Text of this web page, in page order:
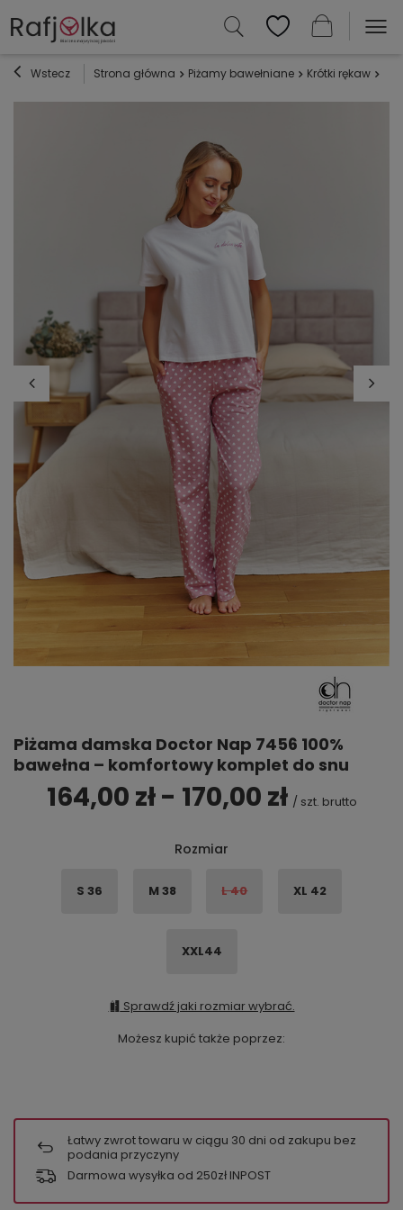
Wstecz Strona główna Piżamy bawełniane Krótki rękaw
Piżama damska Doctor Nap 7456 100%
bawełna – komfortowy komplet do snu
164,00 zł - 170,00 zł / szt. brutto
Rozmiar
S 36 M 38 L 40 XL 42
XXL44
Sprawdź jaki rozmiar wybrać.
Możesz kupić także poprzez:
Łatwy zwrot towaru w ciągu 30 dni od zakupu bez
podania przyczyny
Darmowa wysyłka od 250zł INPOST